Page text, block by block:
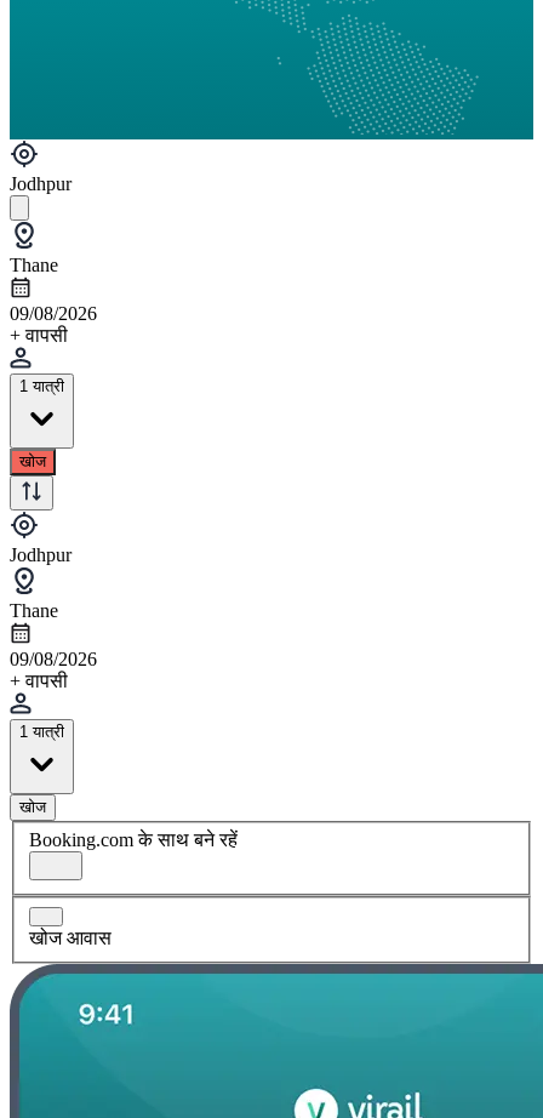
Jodhpur
Thane
09/08/2026
+ वापसी
1 यात्री
खोज
Jodhpur
Thane
09/08/2026
+ वापसी
1 यात्री
खोज
Booking.com के साथ बने रहें
खोज आवास